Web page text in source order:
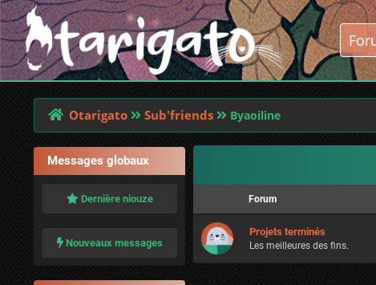
Otarigato Sub'friends Byaoiline
Messages globaux
Dernière niouze
Nouveaux messages
Forum
Projets terminés
Les meilleures des fins.